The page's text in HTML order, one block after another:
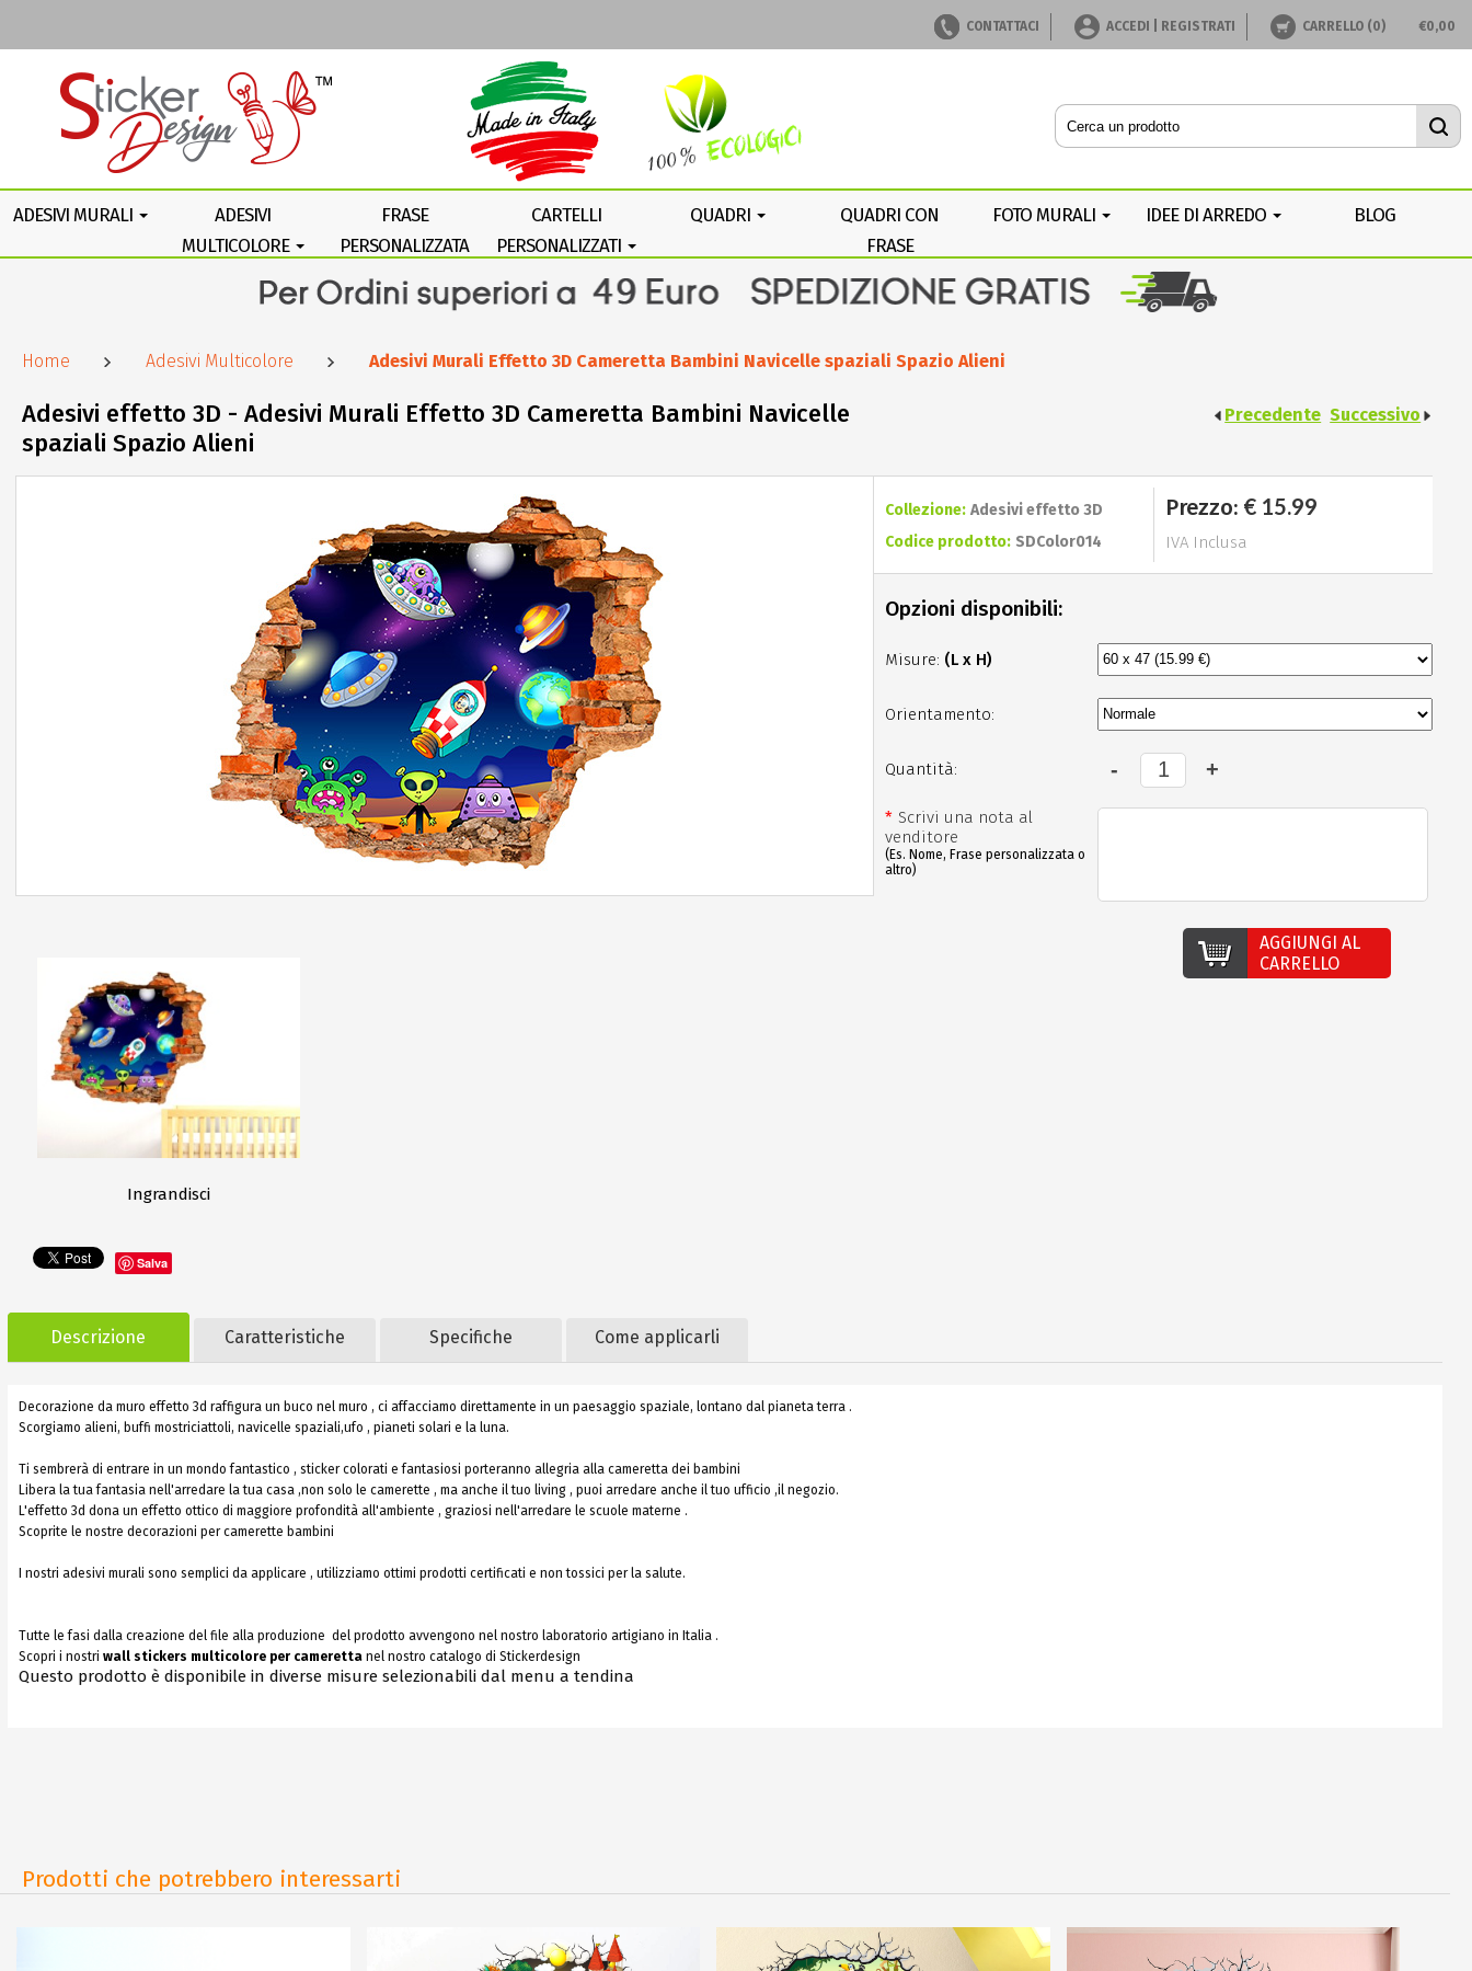
Home Adesivi Multicolore Adesivi Murali Effetto 3D Cameretta Bambini Navicelle spaziali Spazio Alieni
Adesivi effetto 3D - Adesivi Murali Effetto 3D Cameretta Bambini Navicelle
spaziali Spazio Alieni
Precedente Successivo
Ingrandisci
Salva
Collezione: Adesivi effetto 3D
Codice prodotto: SDColor014
Prezzo: € 15.99
IVA Inclusa
Opzioni disponibili:
Misure: (L x H)
Orientamento:
Quantità:
* Scrivi una nota al
venditore
(Es. Nome, Frase personalizzata o
altro)
AGGIUNGI AL
CARRELLO
Descrizione Caratteristiche Specifiche Come applicarli
Decorazione da muro effetto 3d raffigura un buco nel muro , ci affacciamo direttamente in un paesaggio spaziale, lontano dal pianeta terra .
Scorgiamo alieni, buffi mostriciattoli, navicelle spaziali,ufo , pianeti solari e la luna.
Ti sembrerà di entrare in un mondo fantastico , sticker colorati e fantasiosi porteranno allegria alla cameretta dei bambini
Libera la tua fantasia nell'arredare la tua casa ,non solo le camerette , ma anche il tuo living , puoi arredare anche il tuo ufficio ,il negozio.
L'effetto 3d dona un effetto ottico di maggiore profondità all'ambiente , graziosi nell'arredare le scuole materne .
Scoprite le nostre decorazioni per camerette bambini
I nostri adesivi murali sono semplici da applicare , utilizziamo ottimi prodotti certificati e non tossici per la salute.
Tutte le fasi dalla creazione del file alla produzione del prodotto avvengono nel nostro laboratorio artigiano in Italia .
Scopri i nostri wall stickers multicolore per cameretta nel nostro catalogo di Stickerdesign
Questo prodotto è disponibile in diverse misure selezionabili dal menu a tendina
Prodotti che potrebbero interessarti
CONTATTACI ACCEDI | REGISTRATI CARRELLO (0) €0,00
ADESIVI MURALI
ADESIVI
MULTICOLORE
FRASE
PERSONALIZZATA
CARTELLI
PERSONALIZZATI
QUADRI
QUADRI CON
FRASE
PERSONALIZZATA
FOTO MURALI IDEE DI ARREDO BLOG